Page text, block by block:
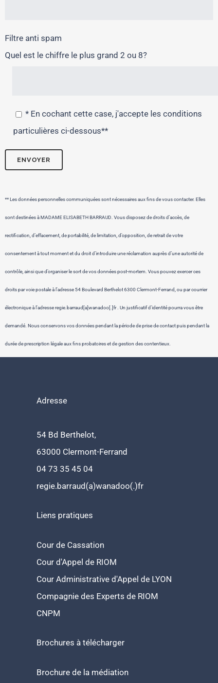
Filtre anti spam
Quel est le chiffre le plus grand 2 ou 8?
* En cochant cette case, j'accepte les conditions
particulières ci-dessous**
** Les données personnelles communiquées sont nécessaires aux fins de vous contacter. Elles
sont destinées à MADAME ELISABETH BARRAUD. Vous disposez de droits d’accès, de
rectification, d’effacement, de portabilité, de limitation, d’opposition, de retrait de votre
consentement à tout moment et du droit d’introduire une réclamation auprès d’une autorité de
contrôle, ainsi que d’organiser le sort de vos données post-mortem. Vous pouvez exercer ces
droits par voie postale à l’adresse 54 Boulevard Berthelot 6300 Clermont-Ferrand, ou par courrier
électronique à l’adresse regie.barraud[a]wanadoo[.]fr . Un justificatif d’identité pourra vous être
demandé. Nous conservons vos données pendant la période de prise de contact puis pendant la
durée de prescription légale aux fins probatoires et de gestion des contentieux.
Adresse
54 Bd Berthelot,
63000 Clermont-Ferrand
04 73 35 45 04
regie.barraud(a)wanadoo(.)fr
Liens pratiques
Cour de Cassation
Cour d'Appel de RIOM
Cour Administrative d'Appel de LYON
Compagnie des Experts de RIOM
CNPM
Brochures à télécharger
Brochure de la médiation